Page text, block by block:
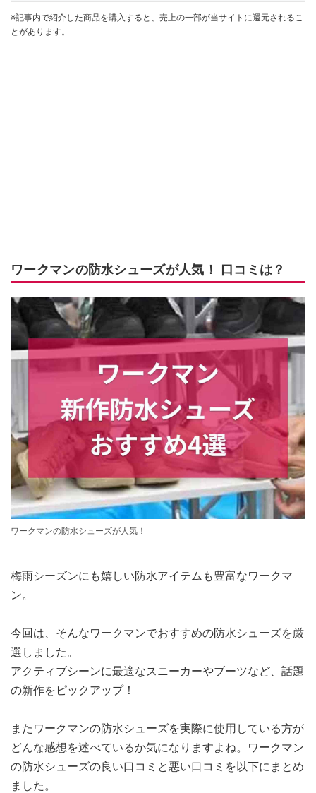
※記事内で紹介した商品を購入すると、売上の一部が当サイトに還元されるこ
とがあります。
ワークマンの防水シューズが人気！ 口コミは？
ワークマンの防水シューズが人気！
梅雨シーズンにも嬉しい防水アイテムも豊富なワークマ
ン。
今回は、そんなワークマンでおすすめの防水シューズを厳
選しました。
アクティブシーンに最適なスニーカーやブーツなど、話題
の新作をピックアップ！
またワークマンの防水シューズを実際に使用している方が
どんな感想を述べているか気になりますよね。ワークマン
の防水シューズの良い口コミと悪い口コミを以下にまとめ
ました。